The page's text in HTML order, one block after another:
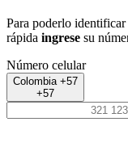
Para poderlo
rápida ingrese su
Número celular
Colombia +57
+57